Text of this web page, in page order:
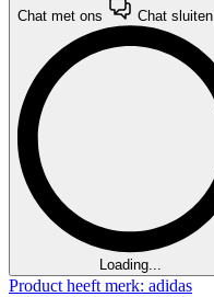
Chat met ons Chat sluiten
Loading...
Product heeft merk: adidas